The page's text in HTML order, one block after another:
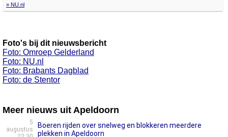
» NU.nl
Foto's bij dit nieuwsbericht
Foto: Omroep Gelderland
Foto: NU.nl
Foto: Brabants Dagblad
Foto: de Stentor
Meer nieuws uit Apeldoorn
5
augustus
Boeren rijden over snelweg en blokkeren meerdere
plekken in Apeldoorn